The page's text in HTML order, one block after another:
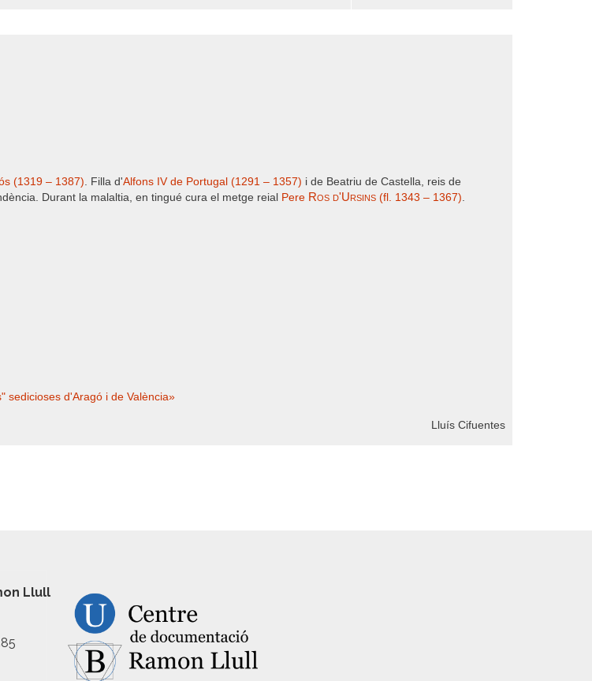
(1319 – 1387). Filla d'Alfons IV de Portugal (1291 – 1357) i de Beatriu de Castella, reis de
Durant la malaltia, en tingué cura el metge reial Pere Ros d'Ursins (fl. 1343 – 1367).
sedicioses d'Aragó i de València»
Lluís Cifuentes
Llull